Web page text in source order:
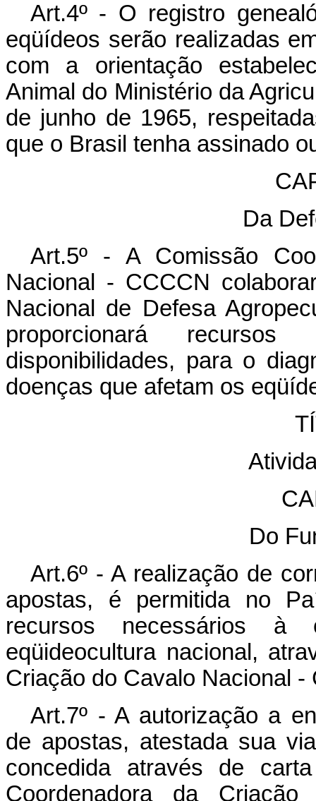
Art.4º - O registro
eqüídeos serão realizadas
com a orientação
Animal do Ministério da
de junho de 1965,
que o Brasil tenha assinado
Da
Art.5º - A Comissão
Nacional - CCCCN
Nacional de Defesa
proporcionará
disponibilidades, para o
doenças que afetam os
Do
Art.6º - A realização de
apostas, é permitida no
recursos necessários à
eqüideocultura nacional,
Criação do Cavalo Nacional -
Art.7º - A autorização a
de apostas, atestada sua
concedida através de
Coordenadora da